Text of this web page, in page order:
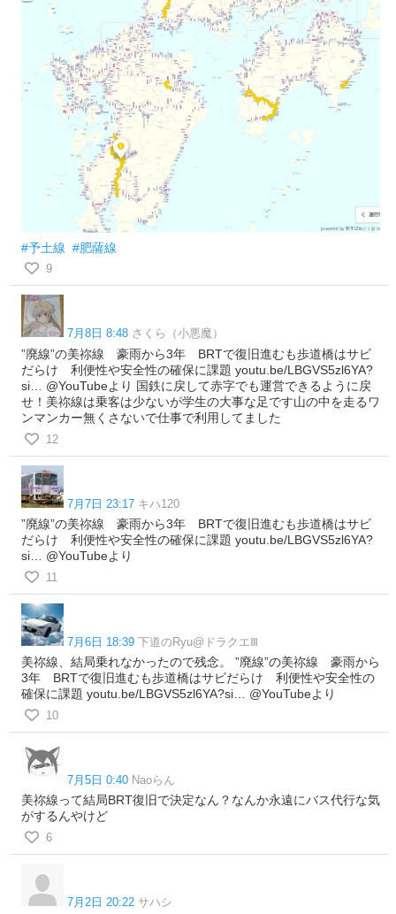
#予土線 #肥薩線
9
7月8日 8:48 さくら（小悪魔）
”廃線”の美祢線 豪雨から3年 BRTで復旧進むも歩道橋はサビ
だらけ 利便性や安全性の確保に課題 youtu.be/LBGVS5zl6YA?
si… @YouTubeより 国鉄に戻して赤字でも運営できるように戻
せ！美祢線は乗客は少ないが学生の大事な足です山の中を走るワ
ンマンカー無くさないで仕事で利用してました
12
7月7日 23:17 キハ120
”廃線”の美祢線 豪雨から3年 BRTで復旧進むも歩道橋はサビ
だらけ 利便性や安全性の確保に課題 youtu.be/LBGVS5zl6YA?
si… @YouTubeより
11
7月6日 18:39 下道のRyu@ドラクエⅢ
美祢線、結局乗れなかったので残念。 ”廃線”の美祢線 豪雨から
3年 BRTで復旧進むも歩道橋はサビだらけ 利便性や安全性の
確保に課題 youtu.be/LBGVS5zl6YA?si… @YouTubeより
10
7月5日 0:40 Naoらん
美祢線って結局BRT復旧で決定なん？なんか永遠にバス代行な気
がするんやけど
6
7月2日 20:22 サハシ